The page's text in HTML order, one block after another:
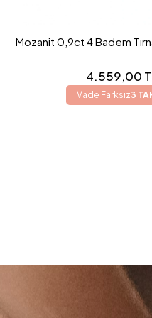
Mozanit 0,9ct 4 Badem
4.559,00
Vade Farksız3